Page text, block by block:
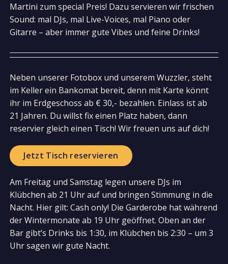
Martini zum special Preis! Dazu servieren wir frischen
Sound: mal DJs, mal Live-Voices, mal Piano oder
Gitarre – aber immer gute Vibes und feine Drinks!
Neben unserer Fotobox und unserem Wuzzler, steht
im Keller ein Bankomat bereit, denn mit Karte könnt
ihr im Erdgeschoss ab € 30,- bezahlen. Einlass ist ab
21 Jahren. Du willst fix einen Platz haben, dann
reservier gleich einen Tisch! Wir freuen uns auf dich!
Jetzt Tisch reservieren
Am Freitag und Samstag legen unsere DJs im
Klübchen ab 21 Uhr auf und bringen Stimmung in die
Nacht. Hier gilt: Cash only! Die Garderobe hat während
der Wintermonate ab 19 Uhr geöffnet. Oben an der
Bar gibt’s Drinks bis 1:30, im Klübchen bis 2:30 – um 3
Uhr sagen wir gute Nacht.